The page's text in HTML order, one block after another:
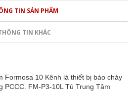
TIN SẢN PHẨM
TIN KHÁC
Formosa 10 Kênh là thiết bị báo cháy
PCCC. FM-P3-10L Tủ Trung Tâm